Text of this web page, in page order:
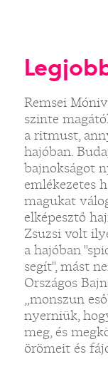
Remsei
szinte
a ritmust,
hajóban.
bajnokságot
emlékezetes
magukat
elképesztő
Zsuzsi volt
a hajóban
segít", mást
Országos
„monszun
nyerniük,
meg, és
örömeit és